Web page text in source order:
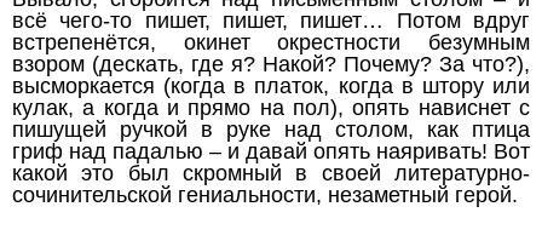
всё чего-то пишет, пишет, пишет… Потом вдруг
встрепенётся, окинет окрестности безумным
взором (дескать, где я? Накой? Почему? За что?),
высморкается (когда в платок, когда в штору или
кулак, а когда и прямо на пол), опять нависнет с
пишущей ручкой в руке над столом, как птица
гриф над падалью – и давай опять наяривать! Вот
какой это был скромный в своей литературно-
сочинительской гениальности, незаметный герой.